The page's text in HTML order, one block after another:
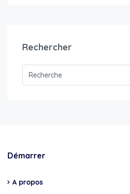
Rechercher
Démarrer
A propos